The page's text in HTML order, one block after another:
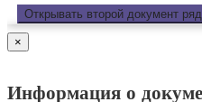
Открывать второй документ
×
Информация о